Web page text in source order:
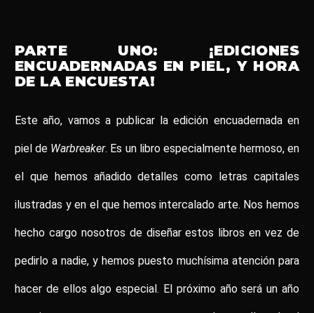
PARTE UNO: ¡EDICIONES
ENCUADERNADAS EN PIEL, Y HORA
DE LA ENCUESTA!
Este año, vamos a publicar la edición encuadernada en
piel de Warbreaker. Es un libro especialmente hermoso, en
el que hemos añadido detalles como letras capitales
ilustradas y en el que hemos intercalado arte. Nos hemos
hecho cargo nosotros de diseñar estos libros en vez de
pedirlo a nadie, y hemos puesto muchísima atención para
hacer de ellos algo especial. El próximo año será un año